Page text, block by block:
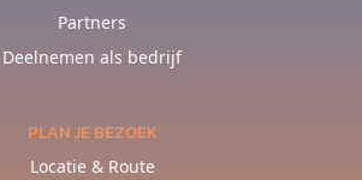
Partners
Deelnemen als bedrijf
PLAN JE BEZOEK
Locatie & Route